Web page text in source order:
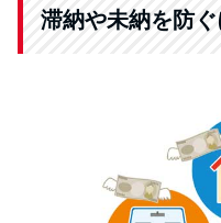
滞納や未納を防